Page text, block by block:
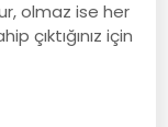
olmaz ise her
çıktığınız için